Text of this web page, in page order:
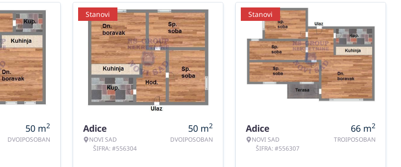
50 m2
DVOIPOSOBAN
Stanovi
Adice
NOVI SAD
ŠIFRA: #556304
50 m2
DVOIPOSOBAN
Stanovi
Adice
NOVI SAD
ŠIFRA: #556307
66 m2
TROIPOSOBAN